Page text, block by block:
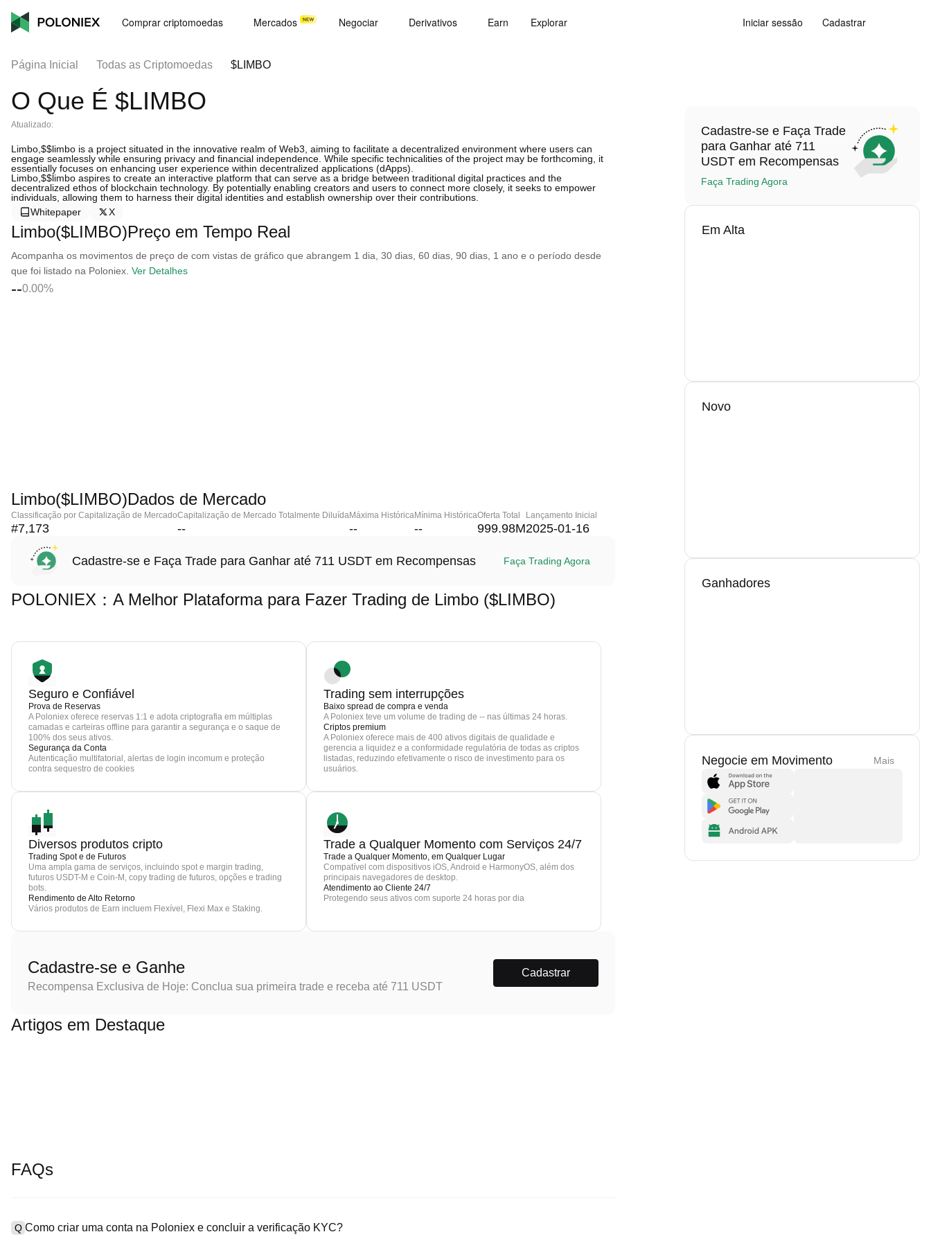
Comprar criptomoedas Mercados Negociar Derivativos Earn Explorar Iniciar sessão Cadastrar
Página Inicial Todas as Criptomoedas $LIMBO
O Que É $LIMBO
Atualizado:
Limbo,$$limbo is a project situated in the innovative realm of Web3, aiming to facilitate a decentralized environment where users can
engage seamlessly while ensuring privacy and financial independence. While specific technicalities of the project may be forthcoming, it
essentially focuses on enhancing user experience within decentralized applications (dApps).
Limbo,$$limbo aspires to create an interactive platform that can serve as a bridge between traditional digital practices and the
decentralized ethos of blockchain technology. By potentially enabling creators and users to connect more closely, it seeks to empower
individuals, allowing them to harness their digital identities and establish ownership over their contributions.
Whitepaper
X
Limbo($LIMBO)Preço em Tempo Real
Acompanha os movimentos de preço de com vistas de gráfico que abrangem 1 dia, 30 dias, 60 dias, 90 dias, 1 ano e o período desde
que foi listado na Poloniex. Ver Detalhes
--0.00%
Limbo($LIMBO)Dados de Mercado
Classificação por Capitalização de Mercado
#7,173
Capitalização de Mercado Totalmente Diluída
--
Máxima Histórica
--
Mínima Histórica
--
Oferta Total
999.98M
Lançamento Inicial
2025-01-16
Cadastre-se e Faça Trade para Ganhar até 711 USDT em Recompensas Faça Trading Agora
POLONIEX：A Melhor Plataforma para Fazer Trading de Limbo ($LIMBO)
Seguro e Confiável
Prova de Reservas
A Poloniex oferece reservas 1:1 e adota criptografia em múltiplas
camadas e carteiras offline para garantir a segurança e o saque de
100% dos seus ativos.
Segurança da Conta
Autenticação multifatorial, alertas de login incomum e proteção
contra sequestro de cookies
Trading sem interrupções
Baixo spread de compra e venda
A Poloniex teve um volume de trading de -- nas últimas 24 horas.
Criptos premium
A Poloniex oferece mais de 400 ativos digitais de qualidade e
gerencia a liquidez e a conformidade regulatória de todas as criptos
listadas, reduzindo efetivamente o risco de investimento para os
usuários.
Diversos produtos cripto
Trading Spot e de Futuros
Uma ampla gama de serviços, incluindo spot e margin trading,
futuros USDT-M e Coin-M, copy trading de futuros, opções e trading
bots.
Rendimento de Alto Retorno
Vários produtos de Earn incluem Flexível, Flexi Max e Staking.
Trade a Qualquer Momento com Serviços 24/7
Trade a Qualquer Momento, em Qualquer Lugar
Compatível com dispositivos iOS, Android e HarmonyOS, além dos
principais navegadores de desktop.
Atendimento ao Cliente 24/7
Protegendo seus ativos com suporte 24 horas por dia
Cadastre-se e Ganhe
Recompensa Exclusiva de Hoje: Conclua sua primeira trade e receba até 711 USDT
Cadastrar
Artigos em Destaque
FAQs
Q Como criar uma conta na Poloniex e concluir a verificação KYC?
Cadastre-se e Faça Trade
para Ganhar até 711
USDT em Recompensas
Faça Trading Agora
Em Alta
Novo
Ganhadores
Negocie em Movimento Mais